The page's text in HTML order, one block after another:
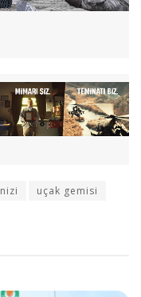
uçak gemisi